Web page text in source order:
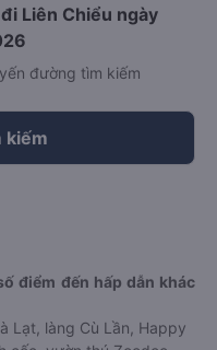
Liên Chiểu ngày
đường tìm kiếm
kiếm
điểm đến hấp dẫn khác
Lạt, làng Cù Lần, Happy